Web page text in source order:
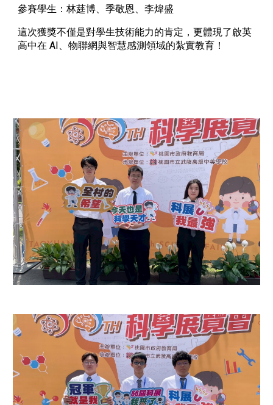
參賽學生：林莛博、季敬恩、李煒盛
這次獲獎不僅是對學生技術能力的肯定，更體現了啟英
高中在 AI、物聯網與智慧感測領域的紮實教育！